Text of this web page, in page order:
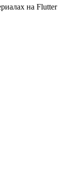
на Flutter